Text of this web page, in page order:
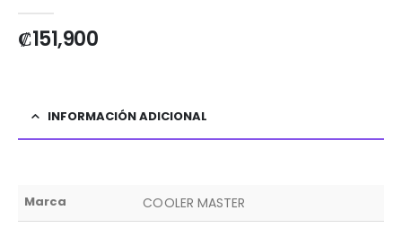
₡151,900
INFORMACIÓN ADICIONAL
Marca COOLER MASTER